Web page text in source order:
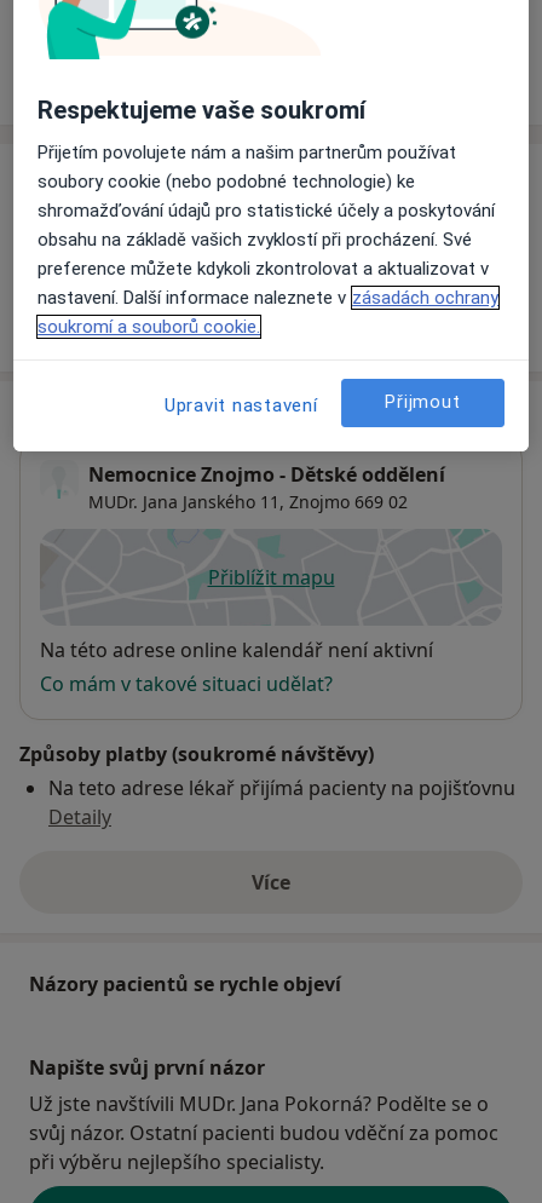
Ceník
Informace o službách a cenách nejsou k dispozici
Tento specialista ještě nepřidával žádné informace o
svých službách.
Nemocnice Znojmo - Dětské oddělení
MUDr. Jana Janského 11, Znojmo 669 02
Přiblížit mapuse otevře v nové záložce
Dostupnost
Na této adrese online kalendář není aktivní
Co mám v takové situaci udělat?
Způsoby platby (soukromé návštěvy)
Na teto adrese lékař přijímá pacienty na pojišťovnu
Detaily
Víceo adrese
Názory pacientů se rychle objeví
Napište svůj první názor
Už jste navštívili MUDr. Jana Pokorná? Podělte se o
svůj názor. Ostatní pacienti budou vděční za pomoc
při výběru nejlepšího specialisty.
Respektujeme vaše soukromí
Přijetím povolujete nám a našim partnerům používat
soubory cookie (nebo podobné technologie) ke
shromažďování údajů pro statistické účely a poskytování
obsahu na základě vašich zvyklostí při procházení. Své
preference můžete kdykoli zkontrolovat a aktualizovat v
nastavení. Další informace naleznete v zásadách ochrany
soukromí a souborů cookie.
Upravit nastavení Přijmout